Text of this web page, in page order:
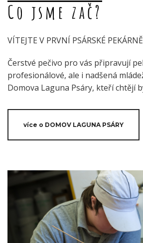
Co jsme zač?
VÍTEJTE V PRVNÍ PSÁRSKÉ
Čerstvé pečivo pro vás připravují
profesionálové, ale i nadšená
Domova Laguna Psáry, kteří chtějí
více o DOMOV LAGUNA PSÁRY